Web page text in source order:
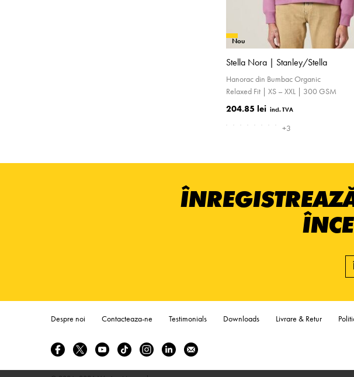
Nou
Stella Nora | Stanley/Stella
Hanorac din Bumbac Organic
Relaxed Fit | XS – XXL | 300 GSM
204.85 lei
+3
Despre noi Contacteaza-ne Testimonials Downloads Livrare & Retur